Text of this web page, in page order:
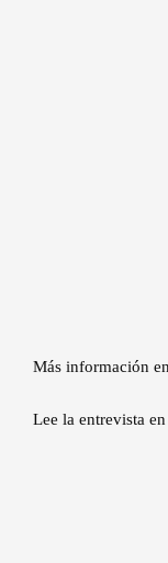
Más información en
Lee la entrevista